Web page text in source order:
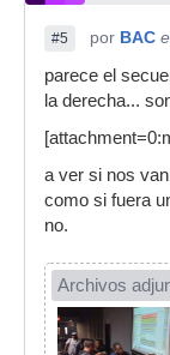
#5 por BAC
parece el
la derecha...
a ver si nos
como si fuera
no.
Archivos